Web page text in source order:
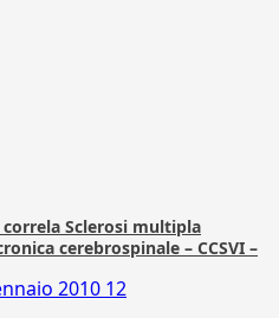
Sclerosi multipla
cerebrospinale – CCSVI –
2010 12